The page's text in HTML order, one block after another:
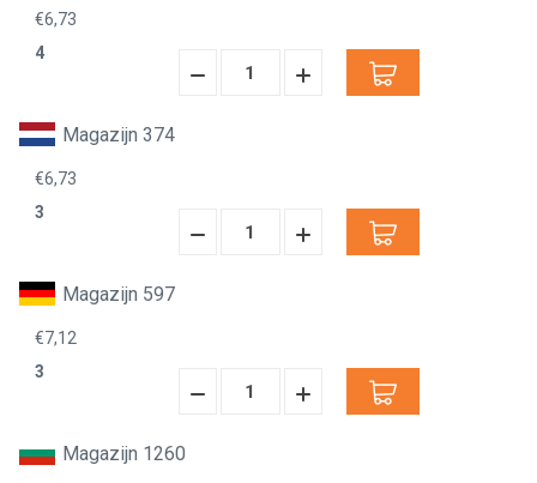
€6,73
4
Hoeveelheid
Hoeveelheid
Magazijn 374
€6,73
3
Hoeveelheid
Hoeveelheid
Magazijn 597
€7,12
3
Hoeveelheid
Hoeveelheid
Magazijn 1260